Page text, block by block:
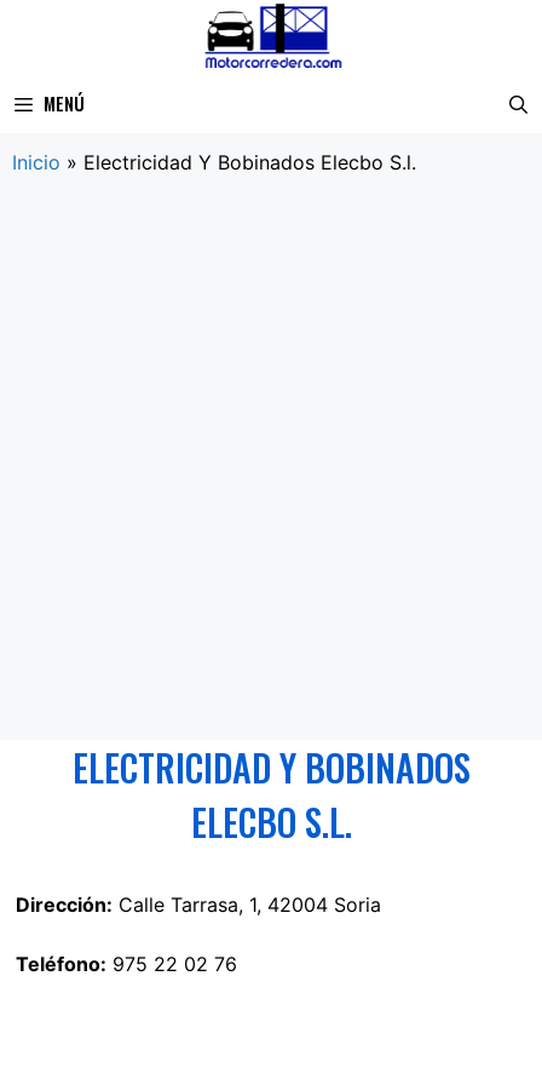
MENÚ
Inicio » Electricidad Y Bobinados Elecbo S.l.
ELECTRICIDAD Y BOBINADOS
ELECBO S.L.
Dirección: Calle Tarrasa, 1, 42004 Soria
Teléfono: 975 22 02 76